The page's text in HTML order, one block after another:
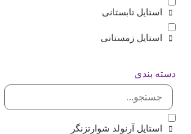
استایل تابستانی
استایل زمستانی
دسته بندی
استایل آرنولد شوارتزنگر